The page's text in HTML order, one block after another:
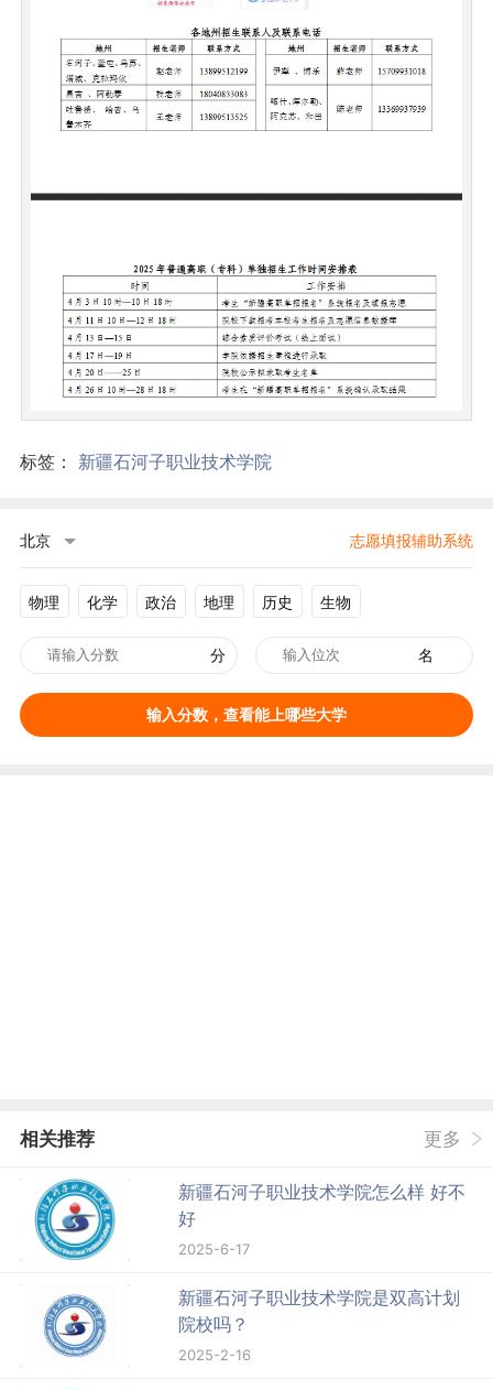
标签： 新疆石河子职业技术学院
北京 志愿填报辅助系统
物理 化学 政治 地理 历史 生物
分 名
输入分数，查看能上哪些大学
相关推荐 更多
新疆石河子职业技术学院怎么样 好不
好
2025-6-17
新疆石河子职业技术学院是双高计划
院校吗？
2025-2-16